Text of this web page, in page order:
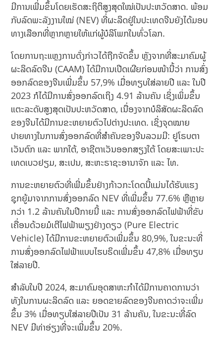
ມີການເພີ່ມຂຶ້ນໂດຍເຮັດສະຖິຕິສູງສຸດໃໝ່ເປັນປະຫວັດສາດ. ພ້ອມ
ກັບລົດພະລັງງານໃໝ່ (NEV) ທີ່ຜະລິດຢູ່ໃນປະເທດຈີນຍັງໄດ້ມອບ
ທາງເລືອກທີ່ຫຼາກຫຼາຍໃຫ້ແກ່ຜູ້ບໍລິໂພກໃນທົ່ວໂລກ.
ໂດຍການຖະແຫຼງການດັ່ງກ່າວໄດ້ຖືກຈັດຂຶ້ນ ຫຼັງຈາກທີ່ສະມາຄົມ​ຜູ້​
ຜະ​ລິດ​ລົດ​​ຈີນ (CAAM) ໄດ້ມີການເປີດເຜີຍກ່ອນໜ້ານີ້ວ່າ ການ​ສົ່ງ​
ອອກ​ລົດ​ຂອງ​ຈີນ​ເພີ່ມ​ຂຶ້ນ 57,9% ​ເມື່ອ​ທຽບ​ໃສ່ລາຍ​ປີ​ ແລະ ​ໃນ​ປີ
2023 ກໍໄດ້ມີການສົ່ງອອກ​ລົດ​ເຖິງ 4.91 ລ້ານ​ຄັນ​ ເຊິ່ງເພິ່ມຂຶ້ນ
ແຕະລະດັບສູງ​ສຸດເປັນປະຫວັດສາດ,​ ​ເນື່ອງ​ຈາກ​ບໍລິສັດ​ຜະລິດ​ລົດ
ຂອງ​ຈີນ​ໄດ້ມີການຂະຫຍາຍ​ຕົວ​ໄປ​ຕ່າງປະ​ເທດ. ເຊິ່ງຈຸດ​ໝາຍ​
ປາຍທາງ​ໃນການ​ສົ່ງ​ອອກ​ລົດ​ທີ່​ສຳຄັນ​ຂອງ​ຈີນ​ລວມມີ: ​ຢູໂຣບຕາ​
ເວັນ​ຕົກ​ ແລະ ​ພາກ​ໃຕ້, ອາຊີຕາເວັນອອກສຽງໃຕ້ ໂດຍ​ສະ​ເພາະ​ປະ​
ເທດ​ເບວຢຽມ, ສະ​ເປນ, ສະ​ຫະ​ຣາ​ຊະ​ອາ​ນາ​ຈັກ​ ແລະ​ ໄທ.
ການຂະຫຍາຍຕົວທີ່ເພີ່ມຂຶ້ນຢ່າງກ້າວກະໂດດນີ້ແມ່ນໄດ້ຮັບແຮງ
ຊຸກຍູ້ມາຈາກການສົ່ງອອກລົດ NEV ທີ່ເພີ່ມຂຶ້ນ 77.6% ຫຼືຫຼາຍ
ກວ່າ 1.2 ລ້ານຄັນໃນປີກາຍນີ້ ​ແລະ ການ​ສົ່ງ​ອອກ​ລົດ​ໄຟຟ້າ​ທີ່​ຂັບ​
ເຄື່ອນ​ດ້ວຍ​ມໍເຕີໄຟຟ້າພຽງຢ່າງດຽວ (Pure Electric
Vehicle) ​ໄດ້​ມີການຂະຫຍາຍຕົວເພີ່ມ​ຂຶ້ນ 80,9%, ​ໃນ​ຂະນະ​ທີ່​
ການ​ສົ່ງ​ອອກ​ລົດ​ໄຟຟ້າ​ແບບໄຮບຣິດ​ເພີ່ມ​ຂຶ້ນ 47,8% ​ເມື່ອ​ທຽບ​
ໃສ່​ລາຍປີ​.
ສຳລັບໃນ​ປີ 2024, ສະມາຄົມ​ອຸດສາຫະກຳໄດ້ມີການຄາດ​ການວ່າ ​
ທັງໃນ​ການ​ຜະລິດ​ລົດ ​ແລະ ​ຍອດ​ຂາຍລົດຂອງ​ຈີນ​ຄາດ​ວ່າ​ຈະ​ເພີ່ມ​
ຂຶ້ນ 3% ​ເມື່ອ​ທຽບ​ໃສ່ລາຍ​ປີ​​ເປັນ 31 ລ້ານ​ຄັນ, ​ໃນ​ຂະນະ​ທີ່ລົດ
NEV ມີ​ທ່າອ່ຽງທີ່ຈະ​ເພີ່ມ​ຂຶ້ນ 20%.